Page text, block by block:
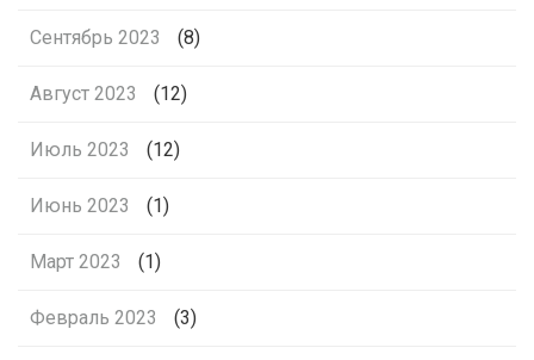
Сентябрь 2023 (8)
Август 2023 (12)
Июль 2023 (12)
Июнь 2023 (1)
Март 2023 (1)
Февраль 2023 (3)